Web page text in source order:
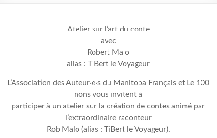
Atelier sur l’art du conte
avec
Robert Malo
alias : TiBert le Voyageur
L’Association des Auteur·e·s du Manitoba Français et Le 100
nons vous invitent à
participer à un atelier sur la création de contes animé par
l’extraordinaire raconteur
Rob Malo (alias : TiBert le Voyageur).